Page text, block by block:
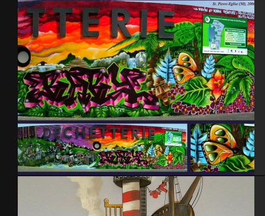
Chambre skate 2010
Déchetterie – St Pierre Eglise 2006